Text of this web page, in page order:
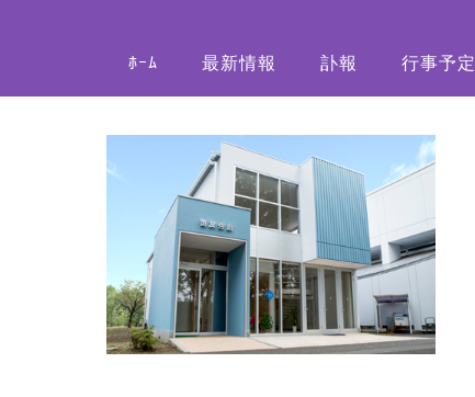
ﾎｰﾑ 最新情報 訃報 行事予定